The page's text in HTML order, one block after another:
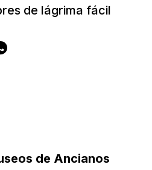
de lágrima fácil
de Ancianos